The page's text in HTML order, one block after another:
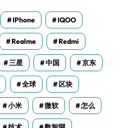
IPhone IQOO
Realme Redmi
三星 中国 京东
全球 区块
小米 微软 怎么